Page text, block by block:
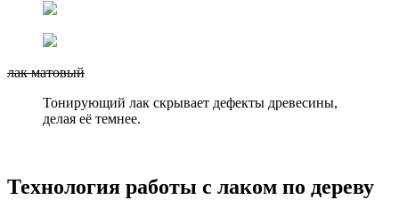
лак матовый
Тонирующий лак скрывает дефекты древесины,
делая её темнее.
Технология работы с лаком по дереву